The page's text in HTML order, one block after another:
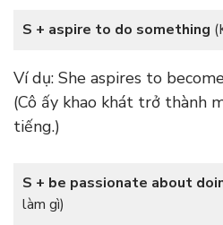
S + aspire to do something
Ví dụ: She aspires to
(Cô ấy khao khát trở thành
tiếng.)
S + be passionate about
làm gì)